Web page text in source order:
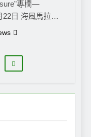
專欄—
22日 海風馬拉…